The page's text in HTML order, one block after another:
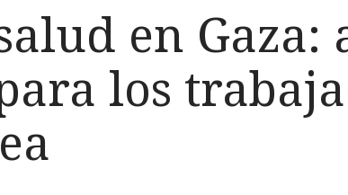
en Gaza:
los